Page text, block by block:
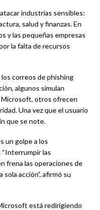
industrias sensibles:
salud y finanzas. En
y las pequeñas empresas
la falta de recursos
correos de phishing
algunos simulan
otros ofrecen
Una vez que el usuario
que se note.
un golpe a los
“Interrumpir las
frena las operaciones de
acción”, afirmó su
está redirigiendo